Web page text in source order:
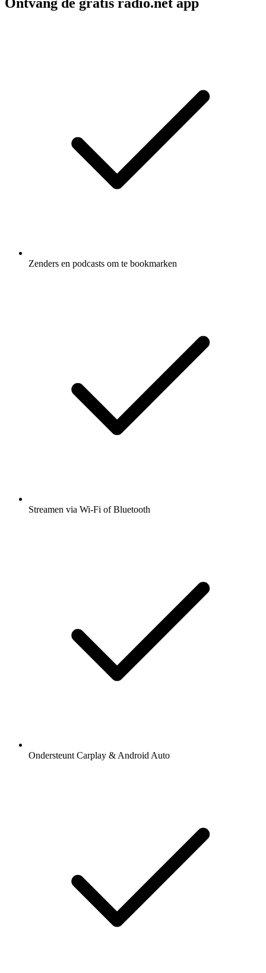
Zenders en podcasts om te bookmarken
Streamen via Wi-Fi of Bluetooth
Ondersteunt Carplay & Android Auto